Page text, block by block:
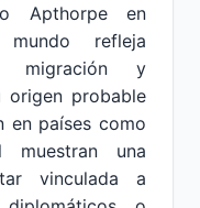
Apthorpe en
refleja
migración y
origen probable
en países como
muestran una
vinculada a